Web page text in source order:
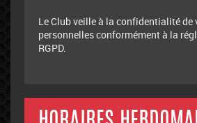
Le Club veille à la confidentialité de
personnelles conformément à la
RGPD.